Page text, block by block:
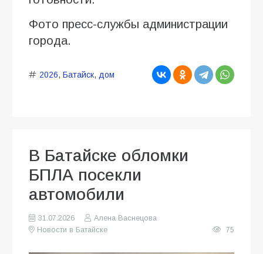
Фото пресс-службы администрации
города.
2026, Батайск, дом
В Батайске обломки
БПЛА посекли
автомобили
31.07.2026
Алена Васнецова
Новости в Батайске
75